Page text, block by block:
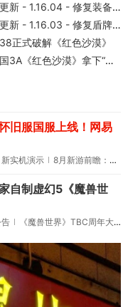
1.16.04 - 修复装备数量显示异常
- 1.16.03 - 修复盾牌消失问题
正式破解《红色沙漠》
沙漠》拿下“最佳创新海外游戏奖”
旧服国服上线！网易
实机演示 8月新游前瞻：《诡秘之主》领衔
自制虚幻5《魔兽世
告 《魔兽世界》TBC周年大更：双经典团本回归！